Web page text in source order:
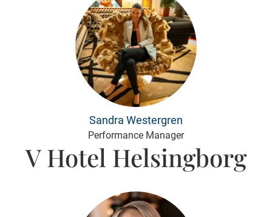
Sandra Westergren
Performance Manager
V Hotel Helsingborg